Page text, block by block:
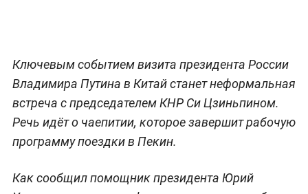
Ключевым событием визита президента России
Владимира Путина в Китай станет неформальная
встреча с председателем КНР Си Цзиньпином.
Речь идёт о чаепитии, которое завершит рабочую
программу поездки в Пекин.
Как сообщил помощник президента Юрий